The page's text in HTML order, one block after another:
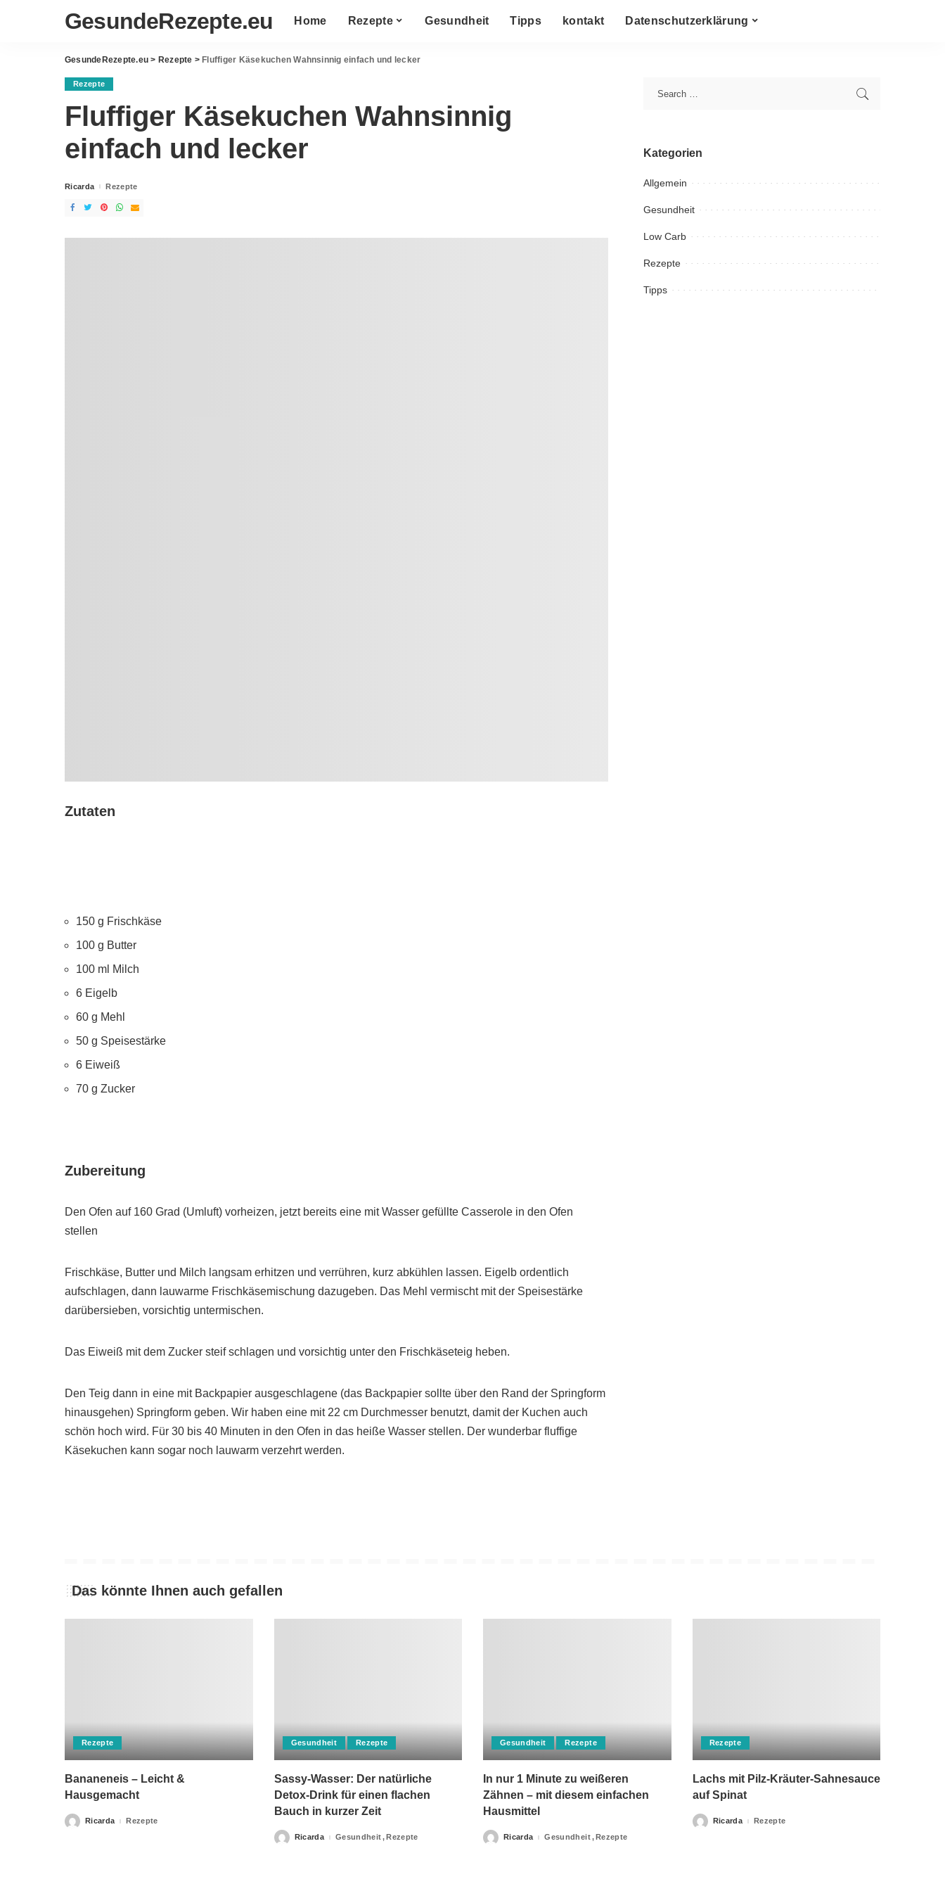
GesundeRezepte.eu Home Rezepte Gesundheit Tipps kontakt Datenschutzerklärung
GesundeRezepte.eu > Rezepte > Fluffiger Käsekuchen Wahnsinnig einfach und lecker
Rezepte
Fluffiger Käsekuchen Wahnsinnig
einfach und lecker
Posted
Ricarda Rezepte
Zutaten
150 g Frischkäse
100 g Butter
100 ml Milch
6 Eigelb
60 g Mehl
50 g Speisestärke
6 Eiweiß
70 g Zucker
Zubereitung
Den Ofen auf 160 Grad (Umluft) vorheizen, jetzt bereits eine mit Wasser gefüllte Casserole in den Ofen
stellen
Frischkäse, Butter und Milch langsam erhitzen und verrühren, kurz abkühlen lassen. Eigelb ordentlich
aufschlagen, dann lauwarme Frischkäsemischung dazugeben. Das Mehl vermischt mit der Speisestärke
darübersieben, vorsichtig untermischen.
Das Eiweiß mit dem Zucker steif schlagen und vorsichtig unter den Frischkäseteig heben.
Den Teig dann in eine mit Backpapier ausgeschlagene (das Backpapier sollte über den Rand der Springform
hinausgehen) Springform geben. Wir haben eine mit 22 cm Durchmesser benutzt, damit der Kuchen auch
schön hoch wird. Für 30 bis 40 Minuten in den Ofen in das heiße Wasser stellen. Der wunderbar fluffige
Käsekuchen kann sogar noch lauwarm verzehrt werden.
Kategorien
Allgemein
Gesundheit
Low Carb
Rezepte
Tipps
Das könnte Ihnen auch gefallen
Rezepte
Bananeneis – Leicht &
Hausgemacht
PostedRicarda Rezepte
Gesundheit Rezepte
Sassy-Wasser: Der natürliche
Detox-Drink für einen flachen
Bauch in kurzer Zeit
PostedRicarda Gesundheit Rezepte
Gesundheit Rezepte
In nur 1 Minute zu weißeren
Zähnen – mit diesem einfachen
Hausmittel
PostedRicarda Gesundheit Rezepte
Rezepte
Lachs mit Pilz-Kräuter-Sahnesauce
auf Spinat
PostedRicarda Rezepte